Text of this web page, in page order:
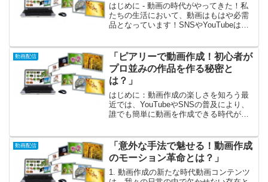
はじめに - 動画の時代がやってきた！私
たちの生活において、動画はもはや必需
品となっています！SNSやYouTubeはも
って活用されています。しかし、ただ動
画を作成するだ...
動画配信
「ピアリーで動画作成！初心者が
プロ並みの作品を作る秘密と
は？」
はじめに：動画作成の楽しさを知ろう最
近では、YouTubeやSNSの普及により、
誰でも簡単に動画を作成できる時代が到
でしょう。そこで、あなたに朗報です！
「ピアリー」を使...
動画配信
「意外な手法で魅せる！動画作成
のモーション革命とは？」
1. 動画作成の新たな時代動画コンテンツ